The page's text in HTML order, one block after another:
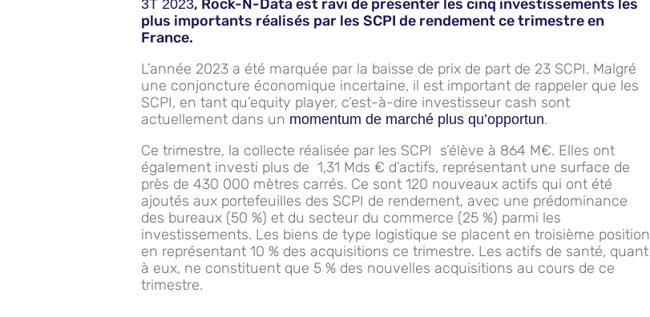
3T 2023, Rock-N-Data est ravi de présenter les cinq investissements les
plus importants réalisés par les SCPI de rendement ce trimestre en
France.
L’année 2023 a été marquée par la baisse de prix de part de 23 SCPI. Malgré
une conjoncture économique incertaine, il est important de rappeler que les
SCPI, en tant qu’equity player, c’est-à-dire investisseur cash sont
actuellement dans un momentum de marché plus qu’opportun.
Ce trimestre, la collecte réalisée par les SCPI s’élève à 864 M€. Elles ont
également investi plus de 1,31 Mds € d’actifs, représentant une surface de
près de 430 000 mètres carrés. Ce sont 120 nouveaux actifs qui ont été
ajoutés aux portefeuilles des SCPI de rendement, avec une prédominance
des bureaux (50 %) et du secteur du commerce (25 %) parmi les
investissements. Les biens de type logistique se placent en troisième position
en représentant 10 % des acquisitions ce trimestre. Les actifs de santé, quant
à eux, ne constituent que 5 % des nouvelles acquisitions au cours de ce
trimestre.